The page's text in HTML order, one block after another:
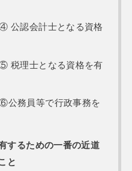
公認会計士となる資格
税理士となる資格を有
公務員等で行政事務を
するための一番の近道
と